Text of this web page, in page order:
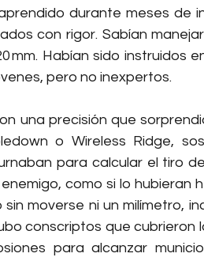
durante meses de
con rigor. Sabían
mm. Habían sido instruidos
pero no inexpertos.
una precisión que
o Wireless Ridge,
para calcular el tiro
como si lo hubieran
moverse ni un milímetro,
conscriptos que cubrieron
para alcanzar